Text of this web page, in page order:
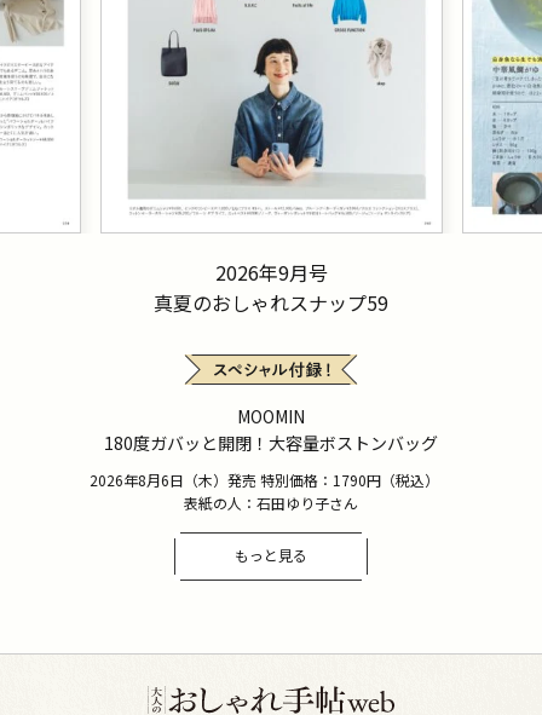
2026年9月号
真夏のおしゃれスナップ59
MOOMIN
180度ガバッと開閉！大容量ボストンバッグ
2026年8月6日（木）発売 特別価格：1790円（税込）
表紙の人：石田ゆり子さん
もっと見る